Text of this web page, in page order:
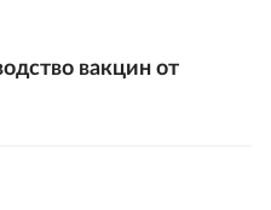
вакцин от